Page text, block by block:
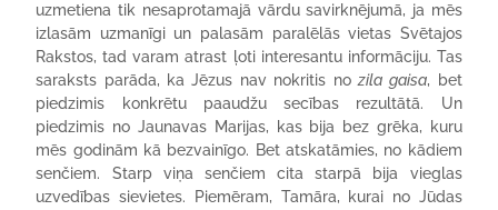
uzmetiena tik nesaprotamajā vārdu savirknējumā, ja mēs
izlasām uzmanīgi un palasām paralēlās vietas Svētajos
Rakstos, tad varam atrast ļoti interesantu informāciju. Tas
saraksts parāda, ka Jēzus nav nokritis no zila gaisa, bet
piedzimis konkrētu paaudžu secības rezultātā. Un
piedzimis no Jaunavas Marijas, kas bija bez grēka, kuru
mēs godinām kā bezvainīgo. Bet atskatāmies, no kādiem
senčiem. Starp viņa senčiem cita starpā bija vieglas
uzvedības sievietes. Piemēram, Tamāra, kurai no Jūdas